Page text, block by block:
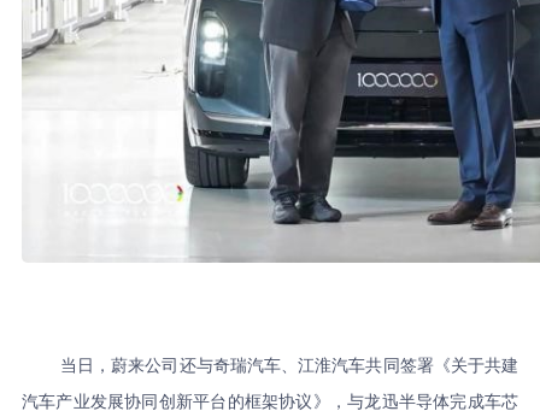
当日，蔚来公司还与奇瑞汽车、江淮汽车共同签署《关于共建
汽车产业发展协同创新平台的框架协议》，与龙迅半导体完成车芯